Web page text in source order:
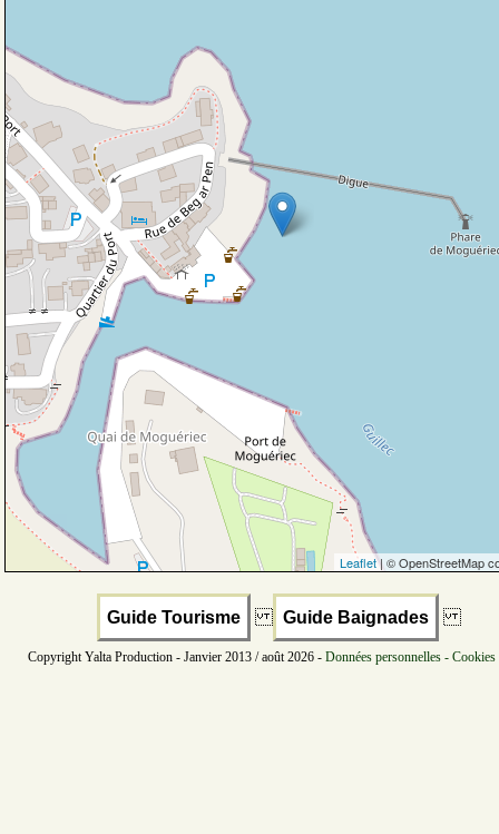
Leaflet| © OpenStreetMap
Guide Tourisme Guide Baignades
Copyright Yalta Production - Janvier 2013 / août 2026 - Données personnelles -